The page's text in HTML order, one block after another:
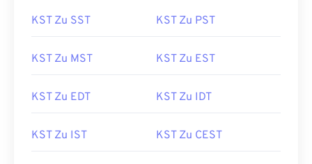
KST Zu SST KST Zu PST
KST Zu MST KST Zu EST
KST Zu EDT KST Zu IDT
KST Zu IST KST Zu CEST